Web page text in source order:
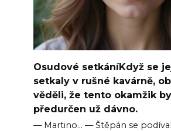
Osudové setkáníKdyž se
setkaly v rušné kavárně,
věděli, že tento okamžik
předurčen už dávno.
— Martino… — Štěpán se